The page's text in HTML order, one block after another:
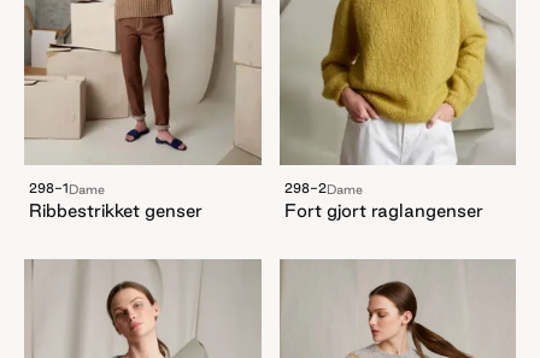
298-1Dame
Ribbestrikket genser
298-2Dame
Fort gjort raglangenser